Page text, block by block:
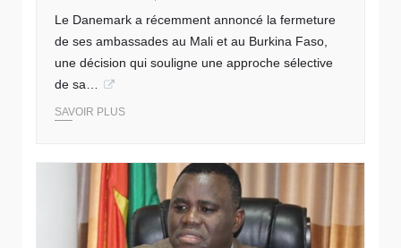
Le Danemark a récemment annoncé la fermeture
de ses ambassades au Mali et au Burkina Faso,
une décision qui souligne une approche sélective
de sa…
SAVOIR PLUS